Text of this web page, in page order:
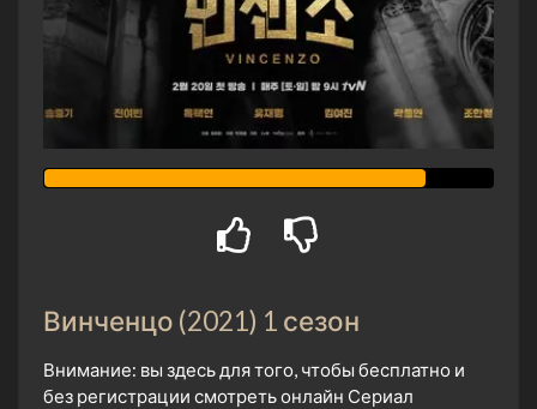
Винченцо (2021) 1 сезон
Внимание: вы здесь для того, чтобы бесплатно и
без регистрации смотреть онлайн Сериал